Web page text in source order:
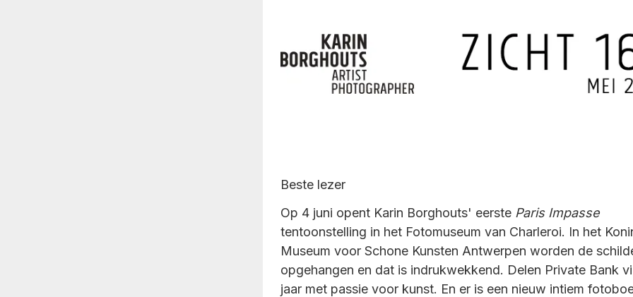
Beste lezer
Op 4 juni opent Karin Borghouts' eerste Paris Impasse
tentoonstelling in het Fotomuseum van Charleroi. In het
Museum voor Schone Kunsten Antwerpen worden de
opgehangen en dat is indrukwekkend. Delen Private Bank
jaar met passie voor kunst. En er is een nieuw intiem